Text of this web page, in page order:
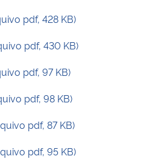
e Comunicações
pdf, 428 KB)
pdf, 430 KB)
pdf, 97 KB)
pdf, 98 KB)
pdf, 87 KB)
pdf, 95 KB)